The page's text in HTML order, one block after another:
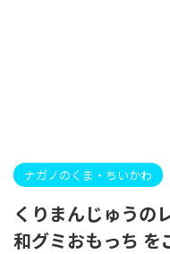
ナガノのくま・ちいかわ
くりまんじゅうの
和グミおもっち を